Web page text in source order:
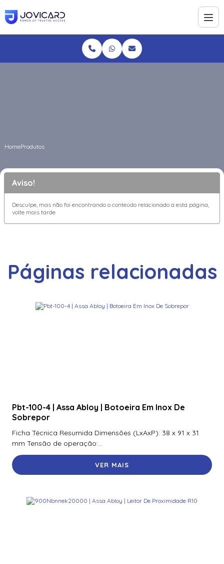
HomeProdutos
Aviso!
Desculpe, mas não foi encontrando o conteúdo relacionado a esta página,
volte mais tarde
Páginas relacionadas
Pbt-100-4 | Assa Abloy | Botoeira Em Inox De
Sobrepor
Ficha Técnica Resumida Dimensões (LxAxP): 38 x 91 x 31
mm Tensão de operação:...
VER MAIS